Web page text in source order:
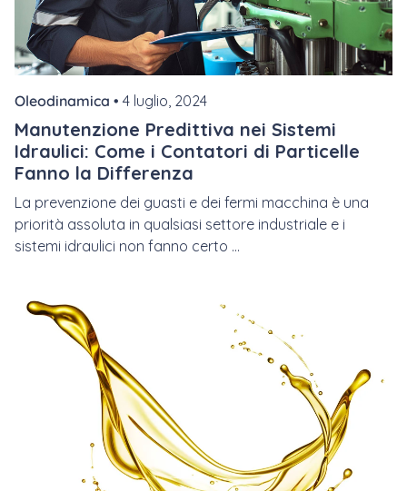
Oleodinamica • 4 luglio, 2024
Manutenzione Predittiva nei Sistemi
Idraulici: Come i Contatori di Particelle
Fanno la Differenza
La prevenzione dei guasti e dei fermi macchina è una
priorità assoluta in qualsiasi settore industriale e i
sistemi idraulici non fanno certo ...